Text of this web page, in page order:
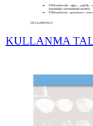
KULLANMA